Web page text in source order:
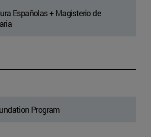
Españolas + Magisterio de
Program